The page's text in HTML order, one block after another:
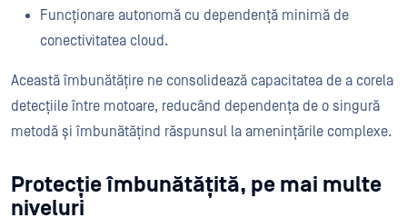
Funcționare autonomă cu dependență minimă de
conectivitatea cloud.
Această îmbunătățire ne consolidează capacitatea de a corela
detecțiile între motoare, reducând dependența de o singură
metodă și îmbunătățind răspunsul la amenințările complexe.
Protecție îmbunătățită, pe mai multe
niveluri